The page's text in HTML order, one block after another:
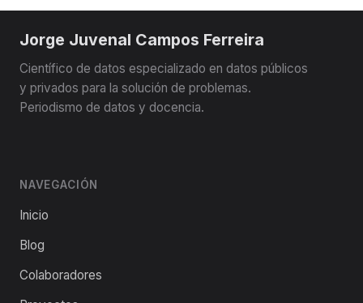
Jorge Juvenal Campos Ferreira
Científico de datos especializado en datos públicos
y privados para la solución de problemas.
Periodismo de datos y docencia.
NAVEGACIÓN
Inicio
Blog
Colaboradores